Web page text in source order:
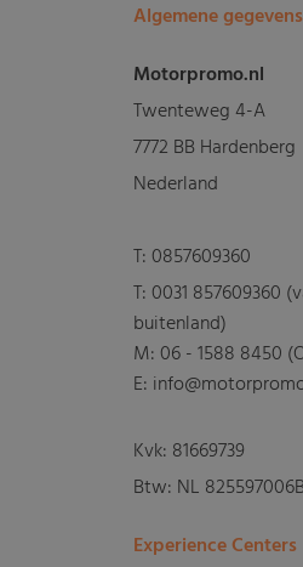
Algemene gegevens
Motorpromo.nl
Twenteweg 4-A
7772 BB Hardenberg
Nederland
T:0857609360
T:0031 857609360
buitenland)
M:06 - 1588 8450
E:
Kvk: 81669739
Btw: NL
Experience Centers